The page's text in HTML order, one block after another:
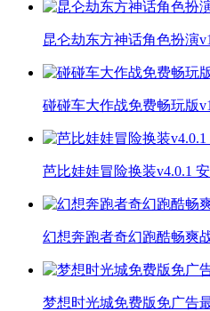
昆仑劫东方神话角色扮演
碰碰车大作战免费畅玩版
芭比娃娃冒险换装v4.0.1
幻想奔跑者奇幻跑酷畅爽
梦想时光城免费版免广告